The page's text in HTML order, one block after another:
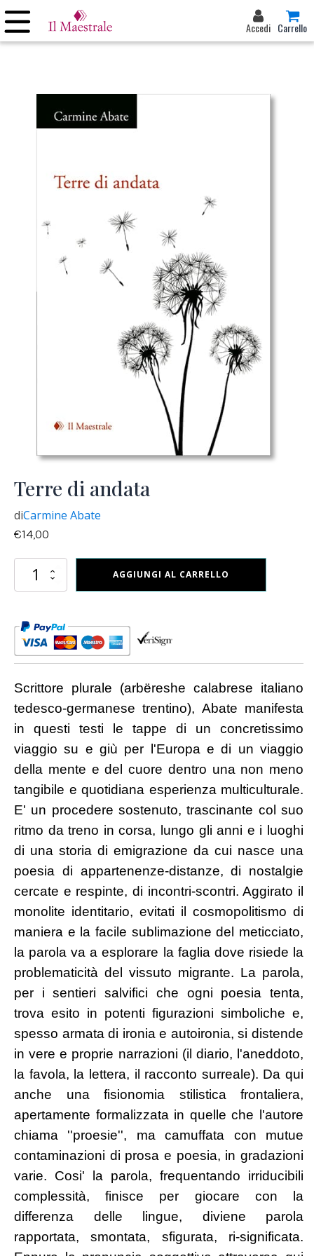
Accedi Carrello
Terre di andata
diCarmine Abate
€14,00
Terre
AGGIUNGI AL CARRELLO
Scrittore plurale (arbëreshe calabrese italiano
tedesco-germanese trentino), Abate manifesta
in questi testi le tappe di un concretissimo
viaggio su e giù per l'Europa e di un viaggio
della mente e del cuore dentro una non meno
tangibile e quotidiana esperienza multiculturale.
E' un procedere sostenuto, trascinante col suo
ritmo da treno in corsa, lungo gli anni e i luoghi
di una storia di emigrazione da cui nasce una
poesia di appartenenze-distanze, di nostalgie
cercate e respinte, di incontri-scontri. Aggirato il
monolite identitario, evitati il cosmopolitismo di
maniera e la facile sublimazione del meticciato,
la parola va a esplorare la faglia dove risiede la
problematicità del vissuto migrante. La parola,
per i sentieri salvifici che ogni poesia tenta,
trova esito in potenti figurazioni simboliche e,
spesso armata di ironia e autoironia, si distende
in vere e proprie narrazioni (il diario, l'aneddoto,
la favola, la lettera, il racconto surreale). Da qui
anche una fisionomia stilistica frontaliera,
apertamente formalizzata in quelle che l'autore
chiama ''proesie'', ma camuffata con mutue
contaminazioni di prosa e poesia, in gradazioni
varie. Cosi' la parola, frequentando irriducibili
complessità, finisce per giocare con la
differenza delle lingue, diviene parola
rapportata, smontata, sfigurata, ri-significata.